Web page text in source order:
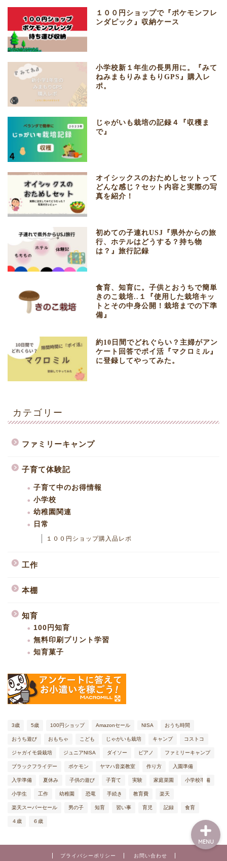
１００円ショップで『ポケモンフレ
ンダピック』収納ケース
小学校新１年生の長男用に。『みて
ねみまもりみまもりGPS』購入レ
ポ。
じゃがいも栽培の記録４『収穫ま
で』
オイシックスのおためしセットって
どんな感じ？セット内容と実際の写
真を紹介！
初めての子連れUSJ『県外からの旅
行、ホテルはどうする？持ち物
は？』旅行記録
食育、知育に。子供とおうちで簡単
きのこ栽培..１『使用した栽培キッ
トとその中身公開！栽培までの下準
備』
約10日間でどれぐらい？主婦がアン
ケート回答でポイ活『マクロミル』
に登録してやってみた。
カテゴリー
ファミリーキャンプ
子育て体験記
子育て中のお得情報
小学校
幼稚園関連
日常
１００円ショップ購入品レポ
工作
本棚
知育
100円知育
無料印刷プリント学習
知育菓子
3歳 5歳 100円ショップ Amazonセール NISA おうち時間
おうち遊び おもちゃ こども じゃがいも栽培 キャンプ コストコ
ジャガイモ袋栽培 ジュニアNISA ダイソー ピアノ ファミリーキャンプ
ブラックフライデー ポケモン ヤマハ音楽教室 作り方 入園準備
入学準備 夏休み 子供の遊び 子育て 実験 家庭菜園 小学校準備
小学生 工作 幼稚園 恐竜 手続き 教育費 楽天
楽天スーパーセール 男の子 知育 習い事 育児 記録 食育
４歳 ６歳
プライバシーポリシー お問い合わせ
MENU
ファミリーキャンプ